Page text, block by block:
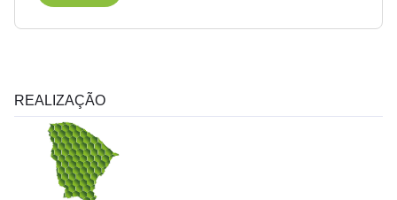
REALIZAÇÃO